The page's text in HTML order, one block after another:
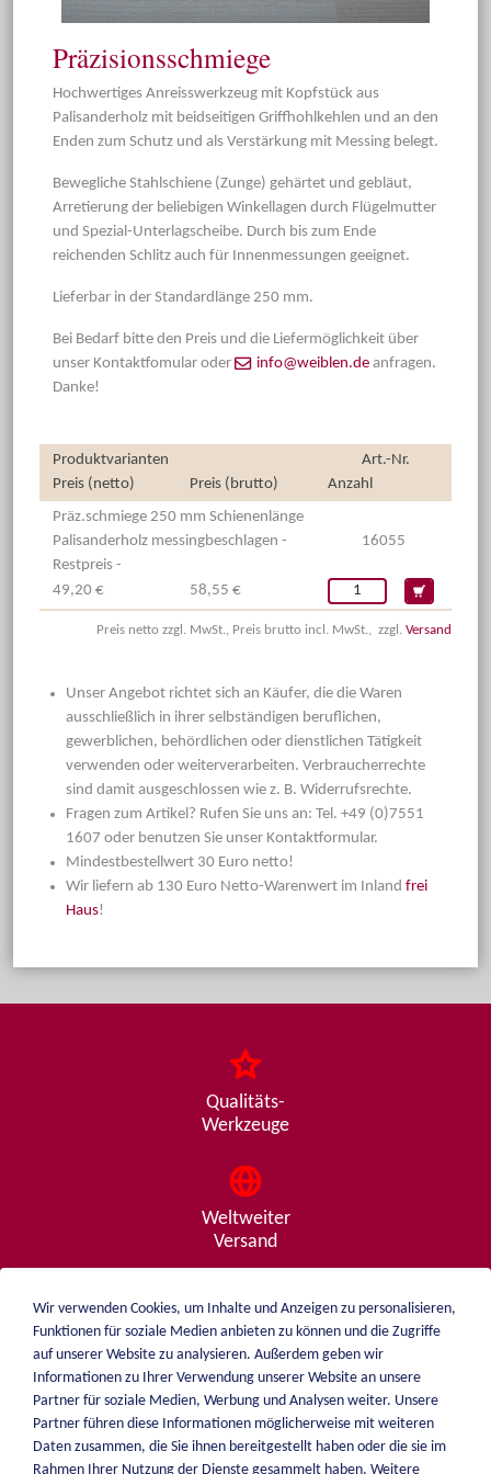
Präzisionsschmiege
Hochwertiges Anreisswerkzeug mit Kopfstück aus
Palisanderholz mit beidseitigen Griffhohlkehlen und an den
Enden zum Schutz und als Verstärkung mit Messing belegt.
Bewegliche Stahlschiene (Zunge) gehärtet und gebläut,
Arretierung der beliebigen Winkellagen durch Flügelmutter
und Spezial-Unterlagscheibe. Durch bis zum Ende
reichenden Schlitz auch für Innenmessungen geeignet.
Lieferbar in der Standardlänge 250 mm.
Bei Bedarf bitte den Preis und die Liefermöglichkeit über
unser Kontaktfomular oder
info@weiblen.deanfragen.
Danke!
Produktvarianten
Art.-Nr.
Preis (netto)
Preis (brutto)
Anzahl
Präz.schmiege 250 mm Schienenlänge
Palisanderholz messingbeschlagen -
Restpreis -
16055
49,20 € 58,55 €
Preis netto zzgl. MwSt., Preis brutto incl. MwSt., zzgl. Versand
Unser Angebot richtet sich an Käufer, die die Waren
ausschließlich in ihrer selbständigen beruflichen,
gewerblichen, behördlichen oder dienstlichen Tätigkeit
verwenden oder weiterverarbeiten. Verbraucherrechte
sind damit ausgeschlossen wie z. B. Widerrufsrechte.
Fragen zum Artikel? Rufen Sie uns an: Tel. +49 (0)7551
1607 oder benutzen Sie unser Kontaktformular.
Mindestbestellwert 30 Euro netto!
Wir liefern ab 130 Euro Netto-Warenwert im Inland frei
Haus!
Qualitäts-
Werkzeuge
Weltweiter
Versand
Beratung
von A - Z
weiblen.
Wir verwenden Cookies, um Inhalte und Anzeigen zu personalisieren,
Funktionen für soziale Medien anbieten zu können und die Zugriffe
auf unserer Website zu analysieren. Außerdem geben wir
Informationen zu Ihrer Verwendung unserer Website an unsere
Partner für soziale Medien, Werbung und Analysen weiter. Unsere
Partner führen diese Informationen möglicherweise mit weiteren
Daten zusammen, die Sie ihnen bereitgestellt haben oder die sie im
Rahmen Ihrer Nutzung der Dienste gesammelt haben. Weitere